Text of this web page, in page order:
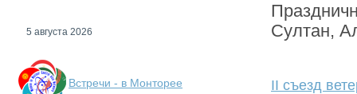
5 августа 2026
Встречи - в Монторее
Султан,
II съезд